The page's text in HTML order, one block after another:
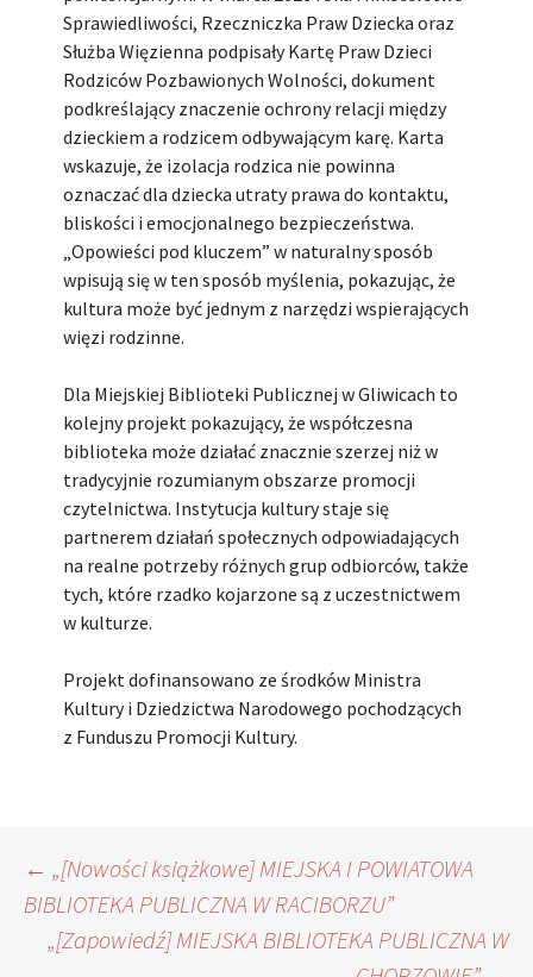
Sprawiedliwości, Rzeczniczka Praw Dziecka oraz
Służba Więzienna podpisały Kartę Praw Dzieci
Rodziców Pozbawionych Wolności, dokument
podkreślający znaczenie ochrony relacji między
dzieckiem a rodzicem odbywającym karę. Karta
wskazuje, że izolacja rodzica nie powinna
oznaczać dla dziecka utraty prawa do kontaktu,
bliskości i emocjonalnego bezpieczeństwa.
„Opowieści pod kluczem” w naturalny sposób
wpisują się w ten sposób myślenia, pokazując, że
kultura może być jednym z narzędzi wspierających
więzi rodzinne.
Dla Miejskiej Biblioteki Publicznej w Gliwicach to
kolejny projekt pokazujący, że współczesna
biblioteka może działać znacznie szerzej niż w
tradycyjnie rozumianym obszarze promocji
czytelnictwa. Instytucja kultury staje się
partnerem działań społecznych odpowiadających
na realne potrzeby różnych grup odbiorców, także
tych, które rzadko kojarzone są z uczestnictwem
w kulturze.
Projekt dofinansowano ze środków Ministra
Kultury i Dziedzictwa Narodowego pochodzących
z Funduszu Promocji Kultury.
Nawigacja
wpisu
← „[Nowości książkowe] MIEJSKA I POWIATOWA
BIBLIOTEKA PUBLICZNA W RACIBORZU”
„[Zapowiedź] MIEJSKA BIBLIOTEKA PUBLICZNA W